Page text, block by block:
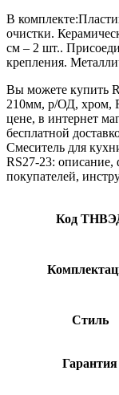
В
очистки.
см – 2 шт..
крепления.
Вы можете купить
210мм, р/ОД, хром,
цене, в интернет
бесплатной
Смеситель для
RS27-23: описание,
покупателей,
Код
Стиль
Гарантия